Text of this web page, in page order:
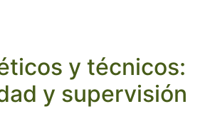
y técnicos:
y supervisión